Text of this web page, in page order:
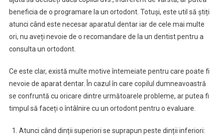
beneficia de o programare la un ortodont. Totuși, este util să știți
atunci când este necesar aparatul dentar iar de cele mai multe
ori, nu aveți nevoie de o recomandare de la un dentist pentru a
consulta un ortodont.
Ce este clar, există multe motive întemeiate pentru care poate fi
nevoie de aparat dentar. În cazul în care copilul dumneavoastră
se confruntă cu oricare dintre următoarele probleme, ar putea fi
timpul să faceți o întâlnire cu un ortodont pentru o evaluare.
Atunci când dinții superiori se suprapun peste dinții inferiori: